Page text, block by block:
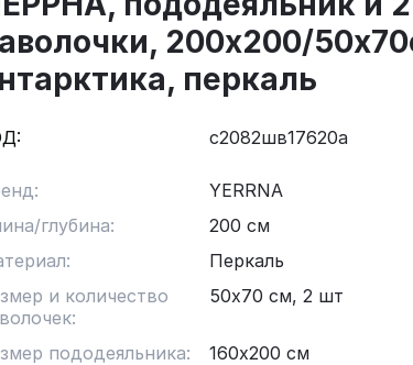
200х200/
перкаль
с2082шв17620а
YERRNA
глубина:
200 см
Перкаль
и количество
50х70 см, 2 шт
пододеяльника:
160х200 см